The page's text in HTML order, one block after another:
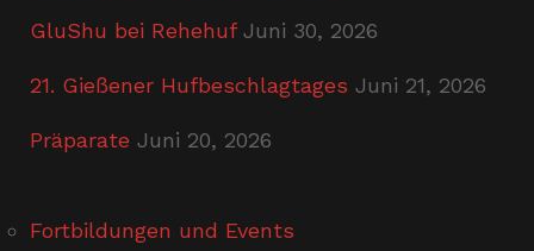
GluShu bei Rehehuf Juni 30, 2026
21. Gießener Hufbeschlagtages Juni 21, 2026
Präparate Juni 20, 2026
Fortbildungen und Events